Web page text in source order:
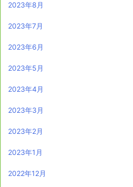
2023年8月
2023年7月
2023年6月
2023年5月
2023年4月
2023年3月
2023年2月
2023年1月
2022年12月